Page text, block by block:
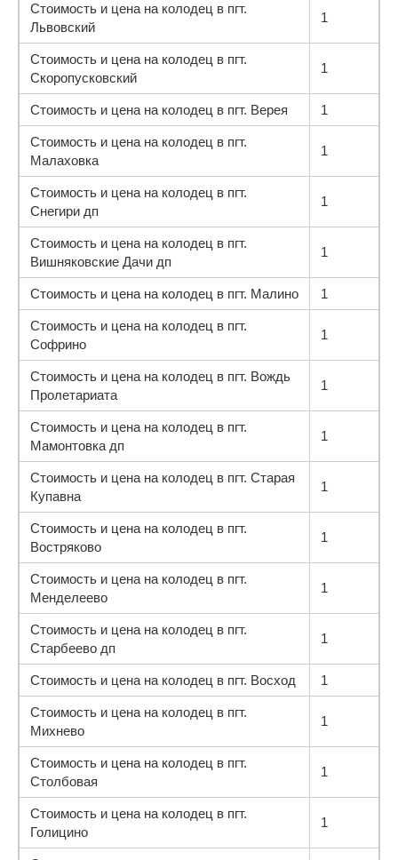
Стоимость и цена на колодец в пгт.
Львовский
1
Стоимость и цена на колодец в пгт.
Скоропусковский
1
Стоимость и цена на колодец в пгт. Верея 1
Стоимость и цена на колодец в пгт.
Малаховка
1
Стоимость и цена на колодец в пгт.
Снегири дп
1
Стоимость и цена на колодец в пгт.
Вишняковские Дачи дп
1
Стоимость и цена на колодец в пгт. Малино 1
Стоимость и цена на колодец в пгт.
Софрино
1
Стоимость и цена на колодец в пгт. Вождь
Пролетариата
1
Стоимость и цена на колодец в пгт.
Мамонтовка дп
1
Стоимость и цена на колодец в пгт. Старая
Купавна
1
Стоимость и цена на колодец в пгт.
Востряково
1
Стоимость и цена на колодец в пгт.
Менделеево
1
Стоимость и цена на колодец в пгт.
Старбеево дп
1
Стоимость и цена на колодец в пгт. Восход 1
Стоимость и цена на колодец в пгт.
Михнево
1
Стоимость и цена на колодец в пгт.
Столбовая
1
Стоимость и цена на колодец в пгт.
Голицино
1